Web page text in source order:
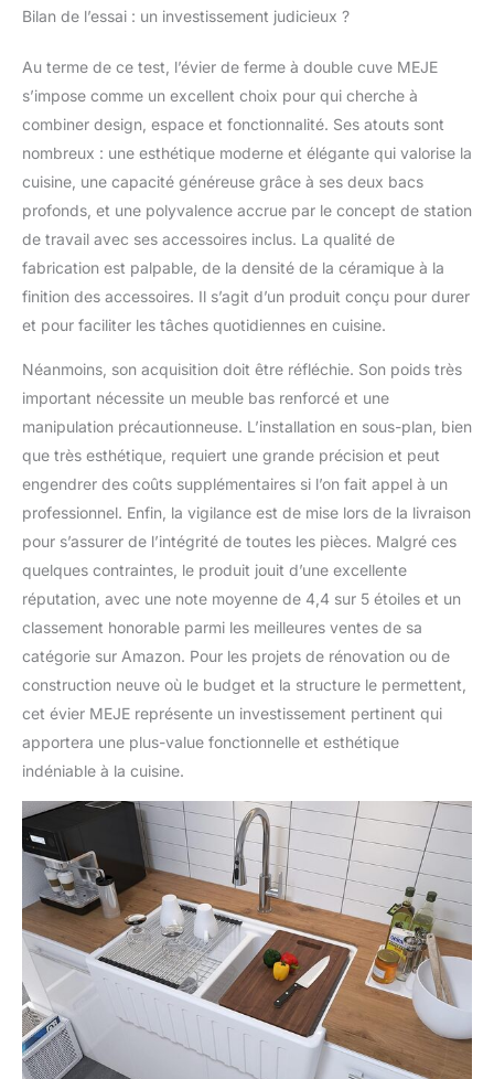
Bilan de l’essai : un investissement judicieux ?
Au terme de ce test, l’évier de ferme à double cuve MEJE
s’impose comme un excellent choix pour qui cherche à
combiner design, espace et fonctionnalité. Ses atouts sont
nombreux : une esthétique moderne et élégante qui valorise la
cuisine, une capacité généreuse grâce à ses deux bacs
profonds, et une polyvalence accrue par le concept de station
de travail avec ses accessoires inclus. La qualité de
fabrication est palpable, de la densité de la céramique à la
finition des accessoires. Il s’agit d’un produit conçu pour durer
et pour faciliter les tâches quotidiennes en cuisine.
Néanmoins, son acquisition doit être réfléchie. Son poids très
important nécessite un meuble bas renforcé et une
manipulation précautionneuse. L’installation en sous-plan, bien
que très esthétique, requiert une grande précision et peut
engendrer des coûts supplémentaires si l’on fait appel à un
professionnel. Enfin, la vigilance est de mise lors de la livraison
pour s’assurer de l’intégrité de toutes les pièces. Malgré ces
quelques contraintes, le produit jouit d’une excellente
réputation, avec une note moyenne de 4,4 sur 5 étoiles et un
classement honorable parmi les meilleures ventes de sa
catégorie sur Amazon. Pour les projets de rénovation ou de
construction neuve où le budget et la structure le permettent,
cet évier MEJE représente un investissement pertinent qui
apportera une plus-value fonctionnelle et esthétique
indéniable à la cuisine.